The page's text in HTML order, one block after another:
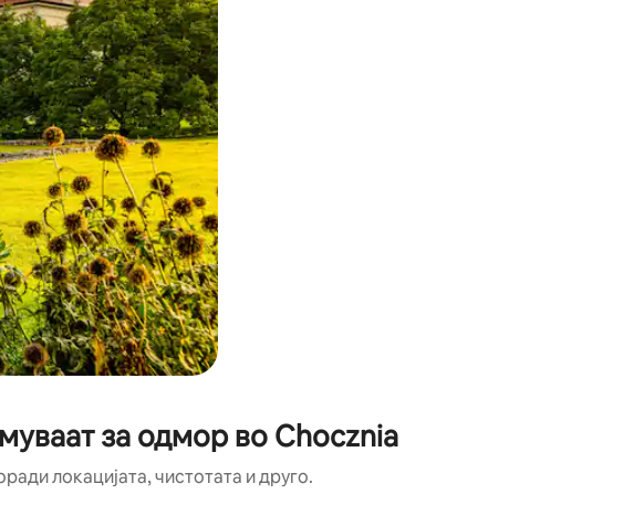
за одмор во Chocznia
локацијата, чистотата и друго.